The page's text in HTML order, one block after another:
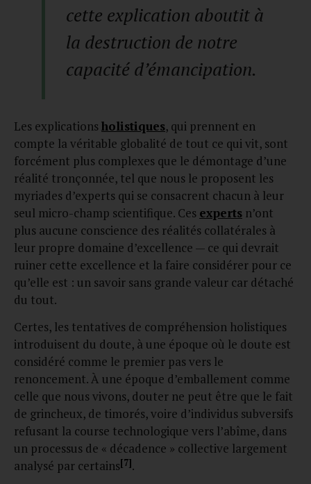
cette explication aboutit à
la destruction de notre
capacité d’émancipation.
Les explicationsholistiques, qui prennent en
compte la véritable globalité de tout ce qui vit, sont
forcément plus complexes que le démontage d’une
réalité tronçonnée, tel que nous le proposent les
myriades d’experts qui se consacrent chacun à leur
seul micro-champ scientifique. Ces experts n’ont
plus aucune conscience des réalités collatérales à
leur propre domaine d’excellence — ce qui devrait
ruiner cette excellence et la faire considérer pour ce
qu’elle est : un savoir sans grande valeur car détaché
du tout.
Certes, les tentatives de compréhension holistiques
introduisent du doute, à une époque où le doute est
considéré comme le premier pas vers le
renoncement. À une époque d’emballement comme
celle que nous vivons, douter ne peut être que le fait
de grincheux, de timorés, voire d’individus subversifs
refusant la course technologique vers l’abîme, dans
un processus de « décadence » collective largement
analysé par certains[7].